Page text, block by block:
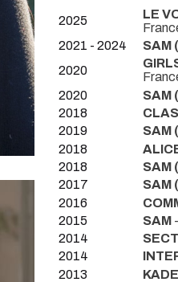
2025 LE
2021 - 2024
SAM
2020
2020
SAM
2018
2019
SAM
2018
2018
SAM
2017
SAM
2016
2015
SAM
2014
2014
2013